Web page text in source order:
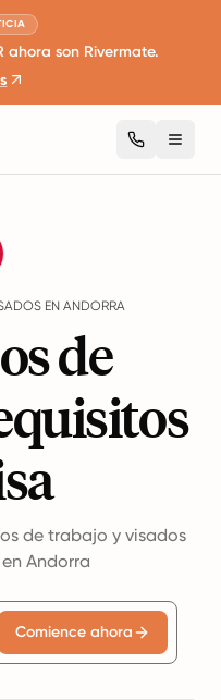
ahora son Rivermate.
EN ANDORRA
de
de trabajo y visados
Andorra
Comience ahora